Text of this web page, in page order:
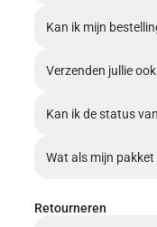
Kan ik mijn
Verzenden jullie
Kan ik de status
Wat als mijn
Retourneren